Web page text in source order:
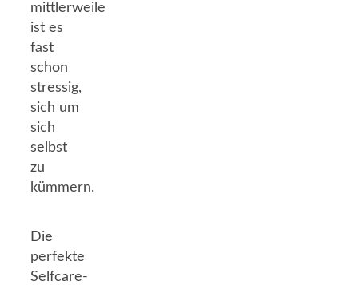
mittlerweile
ist es
fast
schon
stressig,
sich um
sich
selbst
zu
kümmern.
Die
perfekte
Selfcare-